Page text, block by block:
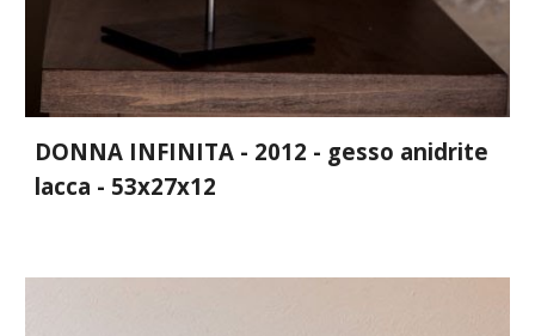
DONNA INFINITA - 2012 - gesso anidrite
lacca - 53x27x12